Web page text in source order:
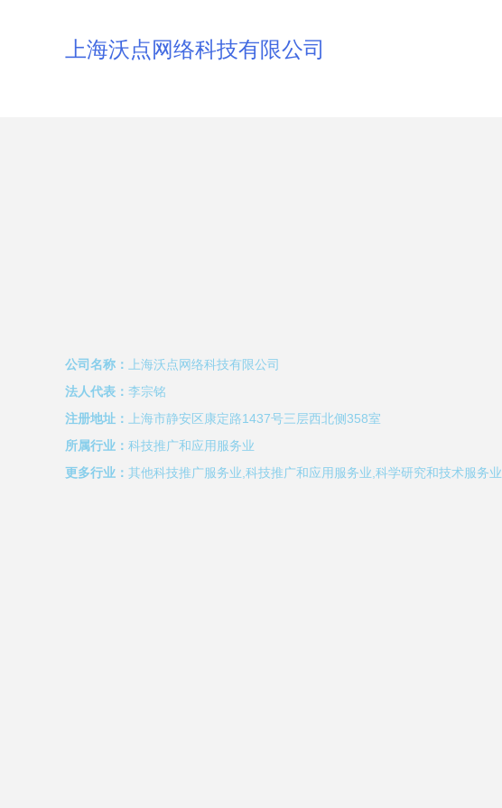
上海沃点网络科技有限公司
公司名称：
上海沃点网络科技有限公司
法人代表： 李宗铭
注册地址：
上海市静安区康定路1437号三层西北侧358室
所属行业： 科技推广和应用服务业
更多行业： 其他科技推广服务业,科技推广和应用服务业,科学研究和技术服务业